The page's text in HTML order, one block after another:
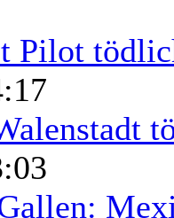
Pilot